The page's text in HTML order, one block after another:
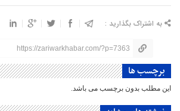
به اشتراک بگذارید :
https://zariwarkhabar.com/?p=7363
برچسب ها
این مطلب بدون برچسب می باشد.